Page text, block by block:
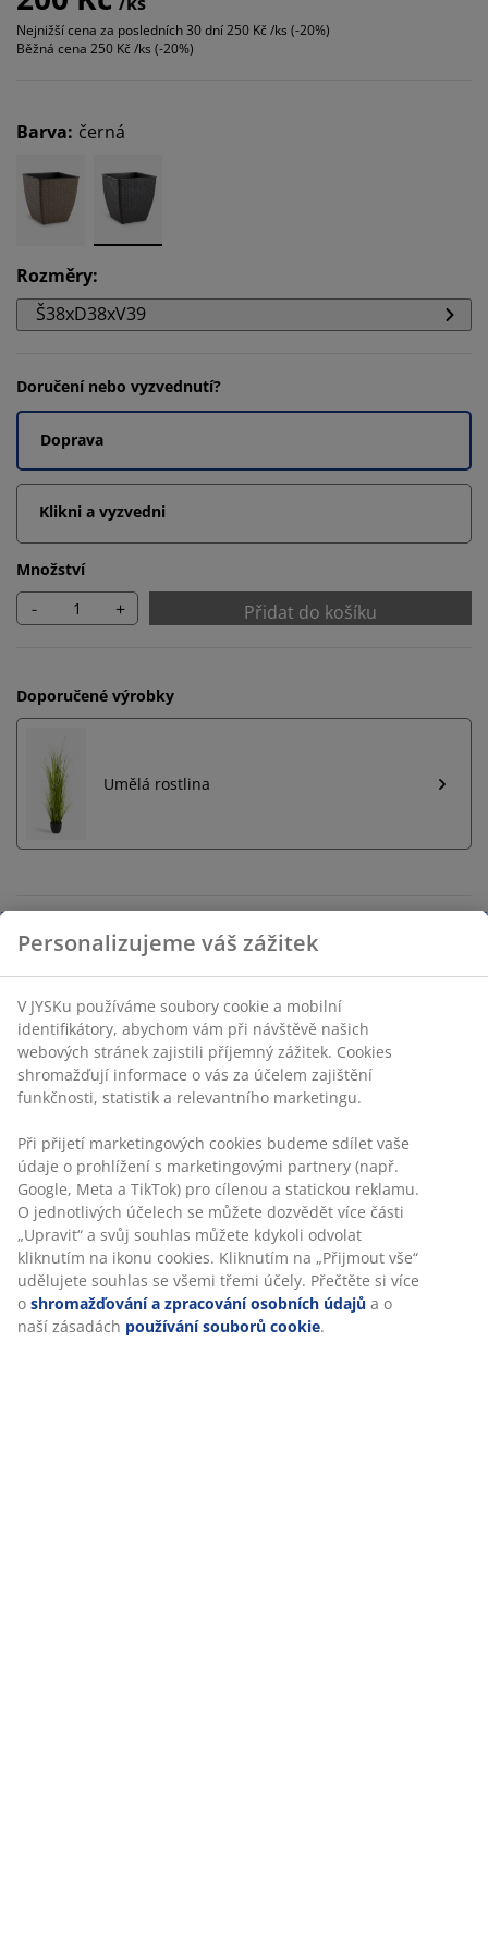
Nejnižší cena za posledních 30 dní250 Kč /ks (-20%)
Běžná cena 250 Kč /ks (-20%)
Barva: černá
Rozměry:
Š38xD38xV39
Doručení nebo vyzvednutí?
Doprava
Klikni a vyzvedni
Množství
- + Přidat do košíku
Doporučené výrobky
Umělá rostlina
Neomezené možnosti vrácení
Žádné časové omezení – zboží vraťte na jakoukoli
prodejnu JYSK
Garance ceny
30-denní garance ceny na všechny výrobky
Flexibilní možnosti doručení
Rychlá a snadná doprava podle vašich představ
Proutěný květináč se splétaným designem z odolného,
černého umělého ratanu. Materiál je lehký a
mrazuvzdorný, takže je květináč vhodný pro venkovní
použití. Drenážní otvor lze snadno vytvořit.
Š38xD38xV39 cm
Skladová položka: 6426202